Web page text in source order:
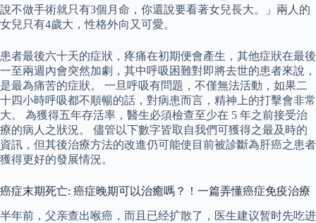
說不做手術就只有3個月命，你還說要看著女兒長大。」兩人的
女兒只有4歲大，性格外向又可愛。
患者最後六十天的症狀，疼痛在初期便會產生，其他症狀在最後
一至兩週內會突然加劇，其中呼吸困難對即將去世的患者來說，
是最為痛苦的症狀。 一旦呼吸有問題，不僅無法活動，如果二
十四小時呼吸都不順暢的話，對病患而言，精神上的打擊會非常
大。 為獲得五年存活率，醫生必須檢查至少在 5 年之前接受治
療的病人之狀況。 儘管以下數字皆取自我們可獲得之最及時的
資訊，但其後治療方法的改進仍可能使目前被診斷為肝癌之患者
獲得更好的發展情況。
癌症末期死亡: 癌症晚期可以治癒嗎？！一篇弄懂癌症免疫治療
半年前，父亲查出喉癌，而且已经扩散了，医生建议暂时先吃进